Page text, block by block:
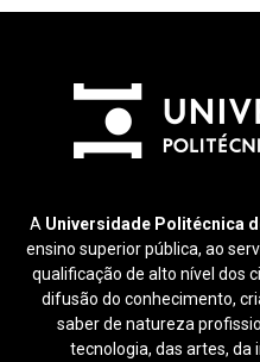
A Universidade Politécnica
ensino superior pública, ao
qualificação de alto nível dos
difusão do conhecimento,
saber de natureza
tecnologia, das artes, da